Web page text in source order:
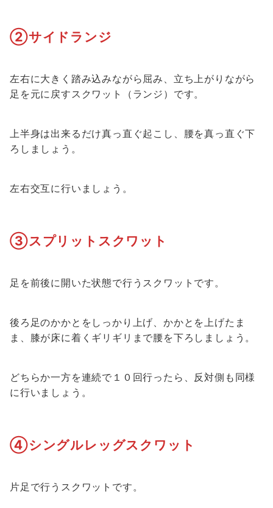
②サイドランジ
左右に大きく踏み込みながら屈み、立ち上がりながら
足を元に戻すスクワット（ランジ）です。
上半身は出来るだけ真っ直ぐ起こし、腰を真っ直ぐ下
ろしましょう。
左右交互に行いましょう。
③スプリットスクワット
足を前後に開いた状態で行うスクワットです。
後ろ足のかかとをしっかり上げ、かかとを上げたま
ま、膝が床に着くギリギリまで腰を下ろしましょう。
どちらか一方を連続で１０回行ったら、反対側も同様
に行いましょう。
④シングルレッグスクワット
片足で行うスクワットです。